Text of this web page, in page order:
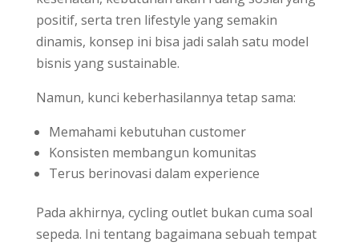
positif, serta tren lifestyle yang semakin
dinamis, konsep ini bisa jadi salah satu model
bisnis yang sustainable.
Namun, kunci keberhasilannya tetap sama:
Memahami kebutuhan customer
Konsisten membangun komunitas
Terus berinovasi dalam experience
Pada akhirnya, cycling outlet bukan cuma soal
sepeda. Ini tentang bagaimana sebuah tempat